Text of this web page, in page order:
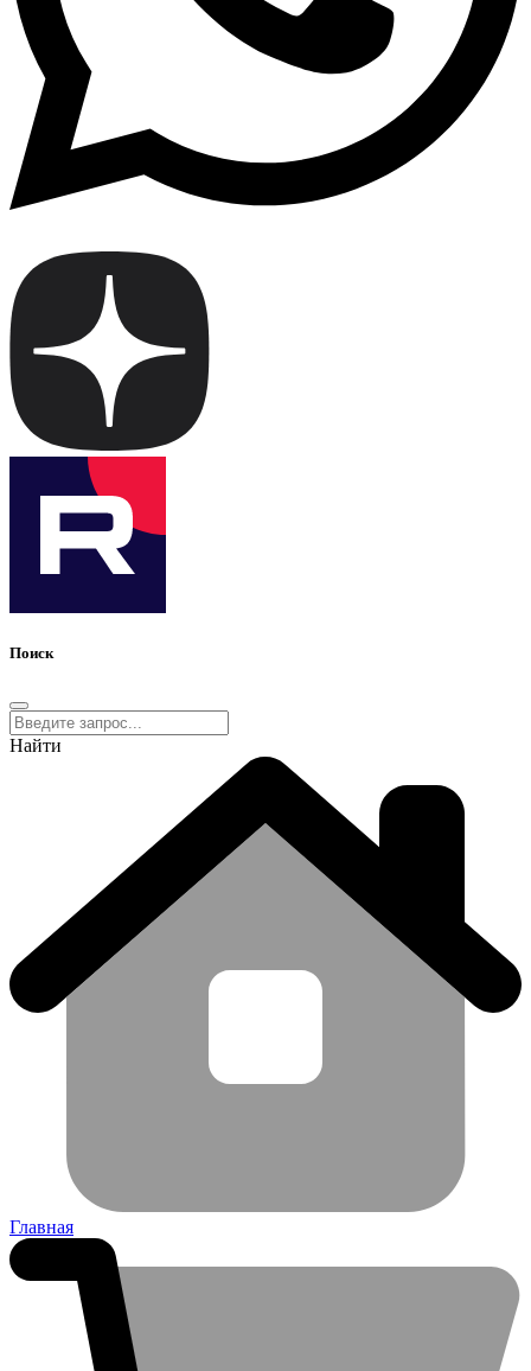
Поиск
Найти
Главная